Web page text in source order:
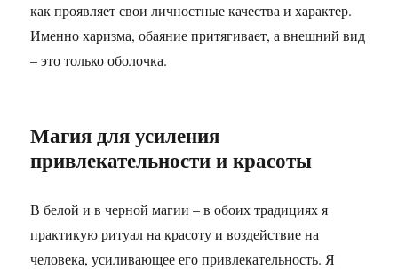
как проявляет свои личностные качества и характер.
Именно харизма, обаяние притягивает, а внешний вид
– это только оболочка.
Магия для усиления
привлекательности и красоты
В белой и в черной магии – в обоих традициях я
практикую ритуал на красоту и воздействие на
человека, усиливающее его привлекательность. Я